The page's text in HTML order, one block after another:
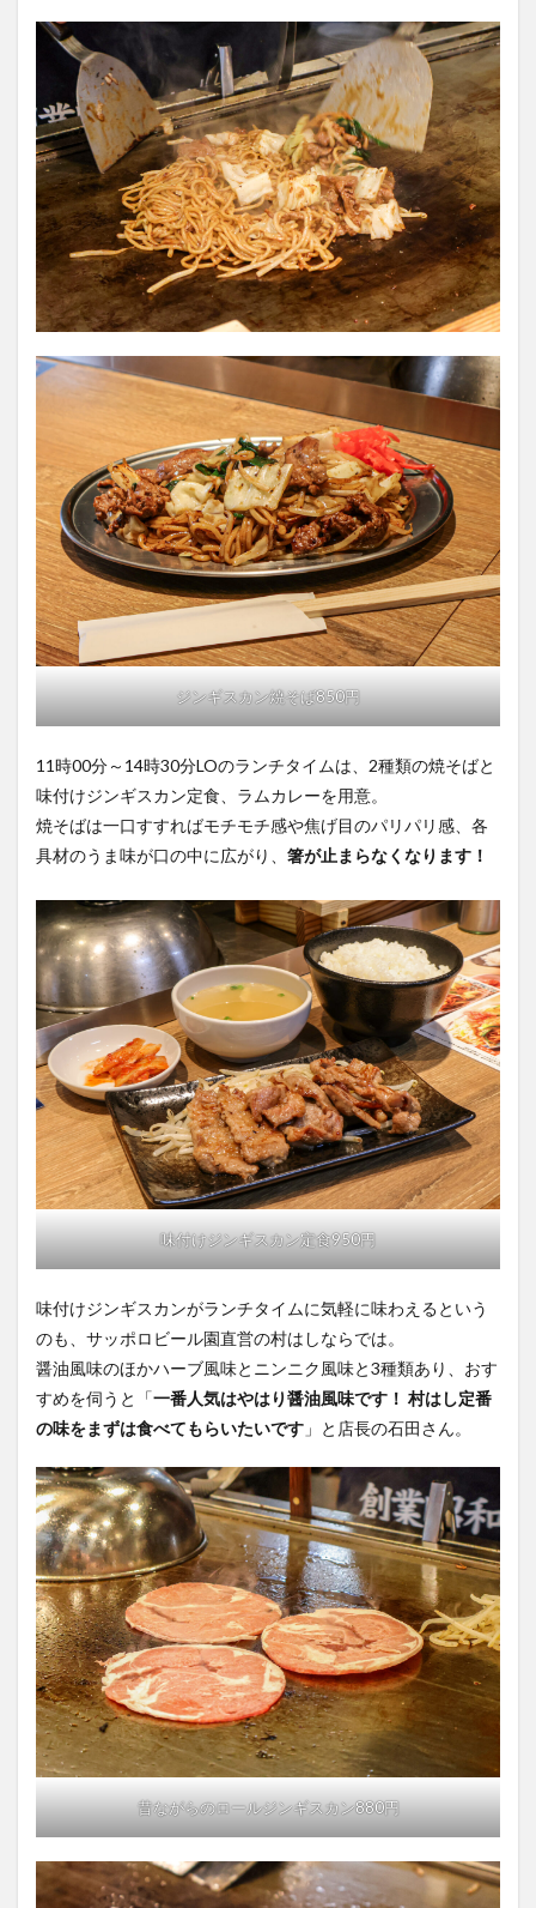
ジンギスカン焼そば850円
11時00分～14時30分LOのランチタイムは、2種類の焼そばと
味付けジンギスカン定食、ラムカレーを用意。
焼そばは一口すすればモチモチ感や焦げ目のパリパリ感、各
具材のうま味が口の中に広がり、 箸が止まらなくなります！
味付けジンギスカン定食950円
味付けジンギスカンがランチタイムに気軽に味わえるという
のも、サッポロビール園直営の村はしならでは。
醤油風味のほかハーブ風味とニンニク風味と3種類あり、おす
すめを伺うと「一番人気はやはり醤油風味です！ 村はし定番
の味をまずは食べてもらいたいです 」と店長の石田さん。
昔ながらのロールジンギスカン880円